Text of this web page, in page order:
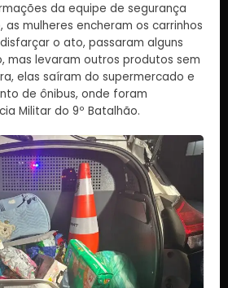
da equipe de segurança
mulheres encheram os carrinhos
o ato, passaram alguns
mas levaram outros produtos sem
elas saíram do supermercado e
de ônibus, onde foram
Militar do 9º Batalhão.